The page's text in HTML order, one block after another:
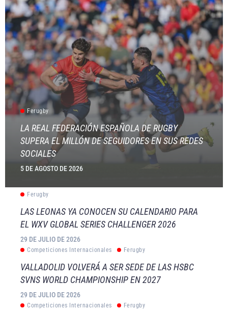
Ferugby
LA REAL FEDERACIÓN ESPAÑOLA DE RUGBY
SUPERA EL MILLÓN DE SEGUIDORES EN SUS REDES
SOCIALES
5 DE AGOSTO DE 2026
Ferugby
LAS LEONAS YA CONOCEN SU CALENDARIO PARA
EL WXV GLOBAL SERIES CHALLENGER 2026
29 DE JULIO DE 2026
Competiciones Internacionales Ferugby
VALLADOLID VOLVERÁ A SER SEDE DE LAS HSBC
SVNS WORLD CHAMPIONSHIP EN 2027
29 DE JULIO DE 2026
Competiciones Internacionales Ferugby